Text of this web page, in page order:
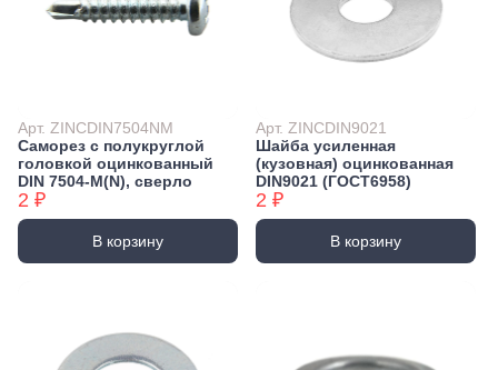
Арт. ZINCDIN7504NM
Саморез с полукруглой
головкой оцинкованный
DIN 7504-М(N), сверло
2 ₽
В корзину
Арт. ZINCDIN9021
Шайба усиленная
(кузовная) оцинкованная
DIN9021 (ГОСТ6958)
2 ₽
В корзину